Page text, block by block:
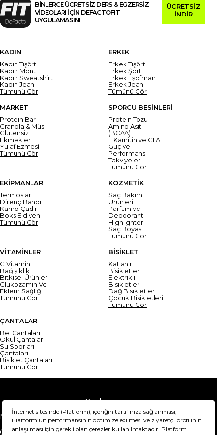
BİNLERCE ÜCRETSİZ DERS & EGZERSİZ
VİDEOLARI İÇİN DEFACTOFIT
UYGULAMASINI
ÜCRETSİZ
İNDİR
KADIN
Kadın Tişört
Kadın Mont
Kadın Sweatshirt
Kadın Jean
Tümünü Gör
ERKEK
Erkek Tişört
Erkek Şort
Erkek Eşofman
Erkek Jean
Tümünü Gör
MARKET
Protein Bar
Granola & Müsli
Glutensiz
Ekmekler
Yulaf Ezmesi
Tümünü Gör
SPORCU BESİNLERİ
Protein Tozu
Amino Asit
(BCAA)
L Karnitin ve CLA
Güç ve
Performans
Takviyeleri
Tümünü Gör
EKİPMANLAR
Termoslar
Direnç Bandı
Kamp Çadırı
Boks Eldiveni
Tümünü Gör
KOZMETİK
Saç Bakım
Ürünleri
Parfüm ve
Deodorant
Highlighter
Saç Boyası
Tümünü Gör
VİTAMİNLER
C Vitamini
Bağışıklık
Bitkisel Ürünler
Glukozamin Ve
Eklem Sağlığı
Tümünü Gör
BİSİKLET
Katlanır
Bisikletler
Elektrikli
Bisikletler
Dağ Bisikletleri
Çocuk Bisikletleri
Tümünü Gör
ÇANTALAR
Bel Çantaları
Okul Çantaları
Su Sporları
Çantaları
Bisiklet Çantaları
Tümünü Gör
Yardım
Mesafeli Satış Sözleşmesi
Teslimat Bilgisi
Gizlilik Sözleşmesi
Şartlar & Koşullar